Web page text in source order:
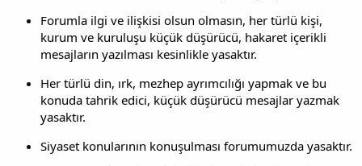
Forumla ilgi ve ilişkisi olsun olmasın, her türlü kişi,
kurum ve kuruluşu küçük düşürücü, hakaret içerikli
mesajların yazılması kesinlikle yasaktır.
Her türlü din, ırk, mezhep ayrımcılığı yapmak ve bu
konuda tahrik edici, küçük düşürücü mesajlar yazmak
yasaktır.
Siyaset konularının konuşulması forumumuzda yasaktır.